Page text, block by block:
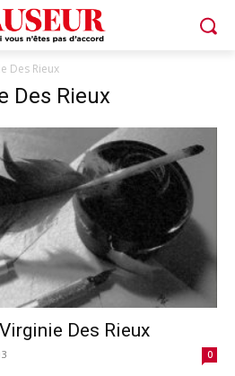
Des Rieux
Des Rieux
Des Rieux
0